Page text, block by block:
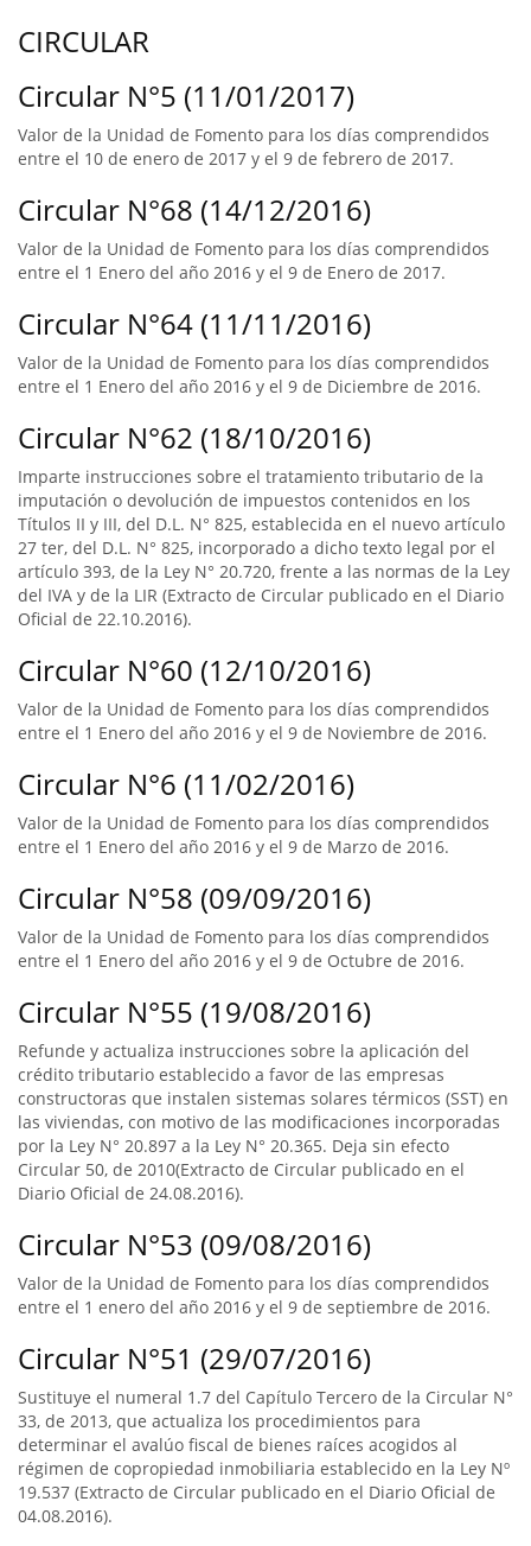
CIRCULAR
Circular N°5 (11/01/2017)
Valor de la Unidad de Fomento para los días comprendidos
entre el 10 de enero de 2017 y el 9 de febrero de 2017.
Circular N°68 (14/12/2016)
Valor de la Unidad de Fomento para los días comprendidos
entre el 1 Enero del año 2016 y el 9 de Enero de 2017.
Circular N°64 (11/11/2016)
Valor de la Unidad de Fomento para los días comprendidos
entre el 1 Enero del año 2016 y el 9 de Diciembre de 2016.
Circular N°62 (18/10/2016)
Imparte instrucciones sobre el tratamiento tributario de la
imputación o devolución de impuestos contenidos en los
Títulos II y III, del D.L. N° 825, establecida en el nuevo artículo
27 ter, del D.L. N° 825, incorporado a dicho texto legal por el
artículo 393, de la Ley N° 20.720, frente a las normas de la Ley
del IVA y de la LIR (Extracto de Circular publicado en el Diario
Oficial de 22.10.2016).
Circular N°60 (12/10/2016)
Valor de la Unidad de Fomento para los días comprendidos
entre el 1 Enero del año 2016 y el 9 de Noviembre de 2016.
Circular N°6 (11/02/2016)
Valor de la Unidad de Fomento para los días comprendidos
entre el 1 Enero del año 2016 y el 9 de Marzo de 2016.
Circular N°58 (09/09/2016)
Valor de la Unidad de Fomento para los días comprendidos
entre el 1 Enero del año 2016 y el 9 de Octubre de 2016.
Circular N°55 (19/08/2016)
Refunde y actualiza instrucciones sobre la aplicación del
crédito tributario establecido a favor de las empresas
constructoras que instalen sistemas solares térmicos (SST) en
las viviendas, con motivo de las modificaciones incorporadas
por la Ley N° 20.897 a la Ley N° 20.365. Deja sin efecto
Circular 50, de 2010(Extracto de Circular publicado en el
Diario Oficial de 24.08.2016).
Circular N°53 (09/08/2016)
Valor de la Unidad de Fomento para los días comprendidos
entre el 1 enero del año 2016 y el 9 de septiembre de 2016.
Circular N°51 (29/07/2016)
Sustituye el numeral 1.7 del Capítulo Tercero de la Circular N°
33, de 2013, que actualiza los procedimientos para
determinar el avalúo fiscal de bienes raíces acogidos al
régimen de copropiedad inmobiliaria establecido en la Ley Nº
19.537 (Extracto de Circular publicado en el Diario Oficial de
04.08.2016).